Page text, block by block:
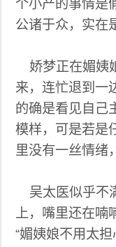
个小产的事情是
公诸于众，实在
娇梦正在媚姨
来，连忙退到一
的确是看见自己
模样，可是若是
里没有一丝情绪
吴太医似乎不
上，嘴里还在喃
“媚姨娘不用太